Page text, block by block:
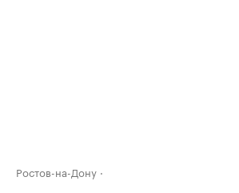
Ростов-на-Дону